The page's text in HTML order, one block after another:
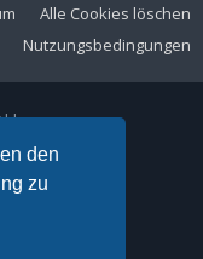
den
zu
Alle Cookies löschen
Nutzungsbedingungen
61